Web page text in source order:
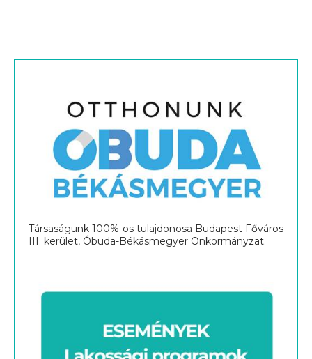
Társaságunk 100%-os tulajdonosa Budapest Főváros
III. kerület, Óbuda-Békásmegyer Önkormányzat.